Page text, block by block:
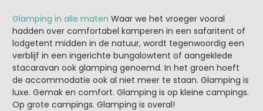
Glamping in alle maten Waar we het vroeger vooral
hadden over comfortabel kamperen in een safaritent of
lodgetent midden in de natuur, wordt tegenwoordig een
verblijf in een ingerichte bungalowtent of aangeklede
stacaravan ook glamping genoemd. In het groen hoeft
de accommodatie ook al niet meer te staan. Glamping is
luxe. Gemak en comfort. Glamping is op kleine campings.
Op grote campings. Glamping is overal!